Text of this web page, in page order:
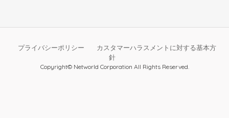
Copyright© Networld Corporation All Rights Reserved.
プライバシーポリシー
カスタマーハラスメントに対する基本方
針